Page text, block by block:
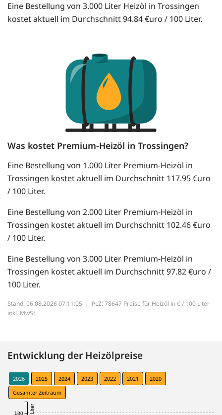
Eine Bestellung von 3.000 Liter Heizöl in Trossingen
kostet aktuell im Durchschnitt 94.84 €uro / 100 Liter.
Was kostet Premium-Heizöl in Trossingen?
Eine Bestellung von 1.000 Liter Premium-Heizöl in
Trossingen kostet aktuell im Durchschnitt 117.95 €uro
/ 100 Liter.
Eine Bestellung von 2.000 Liter Premium-Heizöl in
Trossingen kostet aktuell im Durchschnitt 102.46 €uro
/ 100 Liter.
Eine Bestellung von 3.000 Liter Premium-Heizöl in
Trossingen kostet aktuell im Durchschnitt 97.82 €uro /
100 Liter.
Stand: 06.08.2026 07:11:05 | PLZ: 78647 Preise für Heizöl in € / 100 Liter
inkl. MwSt.
Entwicklung der Heizölpreise
2026 2025 2024 2023 2022 2021
2020
Gesamter Zeitraum
180